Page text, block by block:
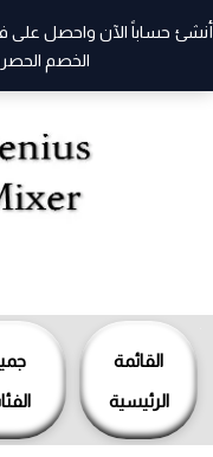
القائمة
الرئيسية
أنشئ حساباً الآن واحصل على
الخصم
المحتوى